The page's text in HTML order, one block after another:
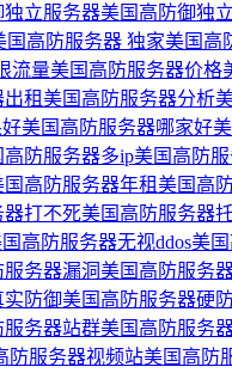
立服务器美国高防御独
国高防服务器 独家美国高
流量美国高防服务器价格
租美国高防服务器分析
美国高防服务器哪家好
高防服务器多ip美国高防
国高防服务器年租美国高
器打不死美国高防服务器
高防服务器无视ddos美
务器漏洞美国高防服务器
防御美国高防服务器硬
服务器站群美国高防服务
防服务器视频站美国高防